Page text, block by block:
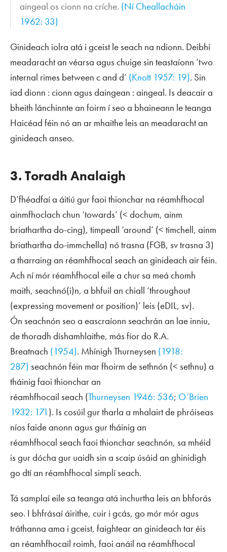
aingeal os cionn na críche. (Ní Cheallacháin
1962: 33)
Ginideach iolra atá i gceist le seach na ndionn. Deibhí
meadaracht an véarsa agus chuige sin teastaíonn ‘two
internal rimes between cand d’ (Knott 1957: 19). Sin
iad dionn : cionn agusdaingean : aingeal. Is deacair a
bheith lánchinnte an foirm í seo a bhaineann le teanga
Haicéad féin nó an ar mhaithe leis an meadaracht an
ginideach anseo.
3. Toradh Analaigh
D’fhéadfaí a áitiú gur faoi thionchar na réamhfhocal
ainmfhoclach chun ‘towards’ (< dochum, ainm
briathartha do-cing), timpeall ‘around’ (< timchell, ainm
briathartha do-immchella) nótrasna (FGB, svtrasna 3)
a tharraing an réamhfhocal seach an ginideach air féin.
Ach ní mór réamhfhocal eile a chur sa meá chomh
maith, seachnó(i)n, a bhfuil an chiall ‘throughout
(expressing movement or position)’ leis (eDIL, sv).
Ón seachnón seo a eascraíonn seachrán an lae inniu,
de thoradh díshamhlaithe, más fíor do R.A.
Breatnach (1954). Mhínigh Thurneysen (1918:
287) seachnón féin mar fhoirm de sethnón (< sethnu) a
tháinig faoi thionchar an
réamhfhocail seach (Thurneysen 1946: 536; O’Brien
1932: 171 ). Is cosúil gur tharla a mhalairt de phróiseas
níos faide anonn agus gur tháinig an
réamhfhocal seach faoi thionchar seachnón, sa mhéid
is gur dócha gur uaidh sin a scaip úsáid an ghinidigh
go dtí an réamhfhocal simplí seach.
Tá samplaí eile sa teanga atá inchurtha leis an bhforás
seo. I bhfrásaí áirithe, cuir i gcás, go mór mór agus
tráthanna ama i gceist, faightear an ginideach tar éis
an réamhfhocail roimh, faoi anáil na réamhfhocal